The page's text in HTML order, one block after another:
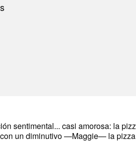
sentimental... casi amorosa: la
un diminutivo —Maggie— la